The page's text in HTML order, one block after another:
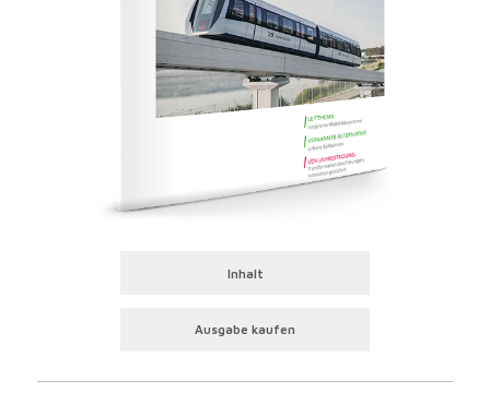
Inhalt
Ausgabe kaufen